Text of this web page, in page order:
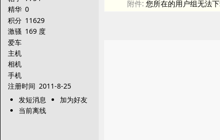
精华 0
积分 11629
激骚 169 度
爱车
主机
相机
手机
注册时间 2011-8-25
发短消息
加为好友
当前离线
附件:您所在的用户组无法